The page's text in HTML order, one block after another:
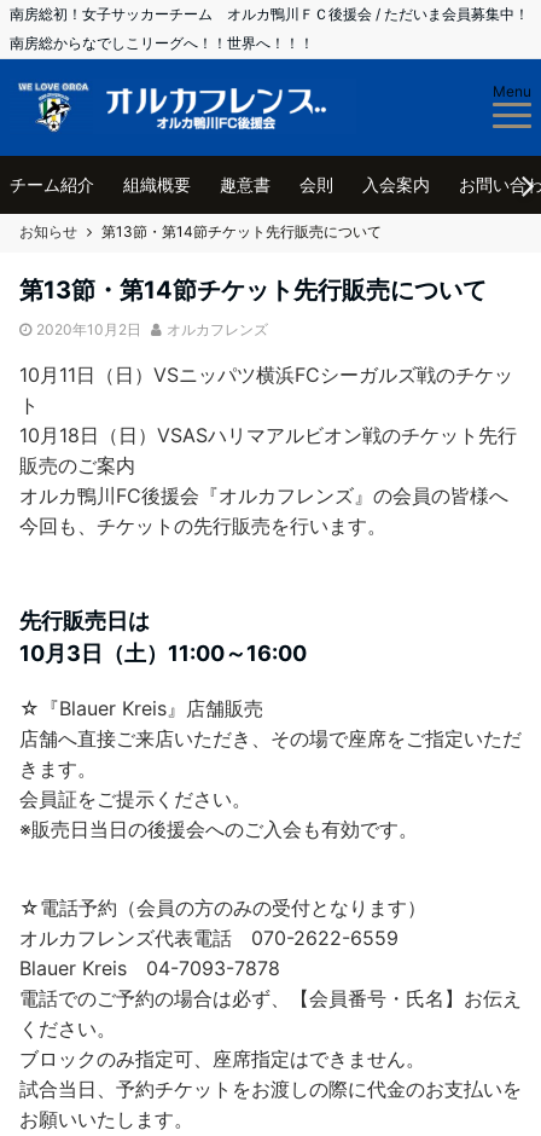
南房総初！女子サッカーチーム オルカ鴨川ＦＣ後援会 / ただいま会員募集中！
南房総からなでしこリーグへ！！世界へ！！！
Menu
チーム紹介 組織概要 趣意書 会則 入会案内 お問い合
お知らせ 第13節・第14節チケット先行販売について
第13節・第14節チケット先行販売について
2020年10月2日 オルカフレンズ
10月11日（日）VSニッパツ横浜FCシーガルズ戦のチケッ
ト
10月18日（日）VSASハリマアルビオン戦のチケット先行
販売のご案内
オルカ鴨川FC後援会『オルカフレンズ』の会員の皆様へ
今回も、チケットの先行販売を行います。
先行販売日は
10月3日（土）11:00～16:00
☆『Blauer Kreis』店舗販売
店舗へ直接ご来店いただき、その場で座席をご指定いただ
きます。
会員証をご提示ください。
※販売日当日の後援会へのご入会も有効です。
☆電話予約（会員の方のみの受付となります）
オルカフレンズ代表電話 070-2622-6559
Blauer Kreis 04-7093-7878
電話でのご予約の場合は必ず、【会員番号・氏名】お伝え
ください。
ブロックのみ指定可、座席指定はできません。
試合当日、予約チケットをお渡しの際に代金のお支払いを
お願いいたします。